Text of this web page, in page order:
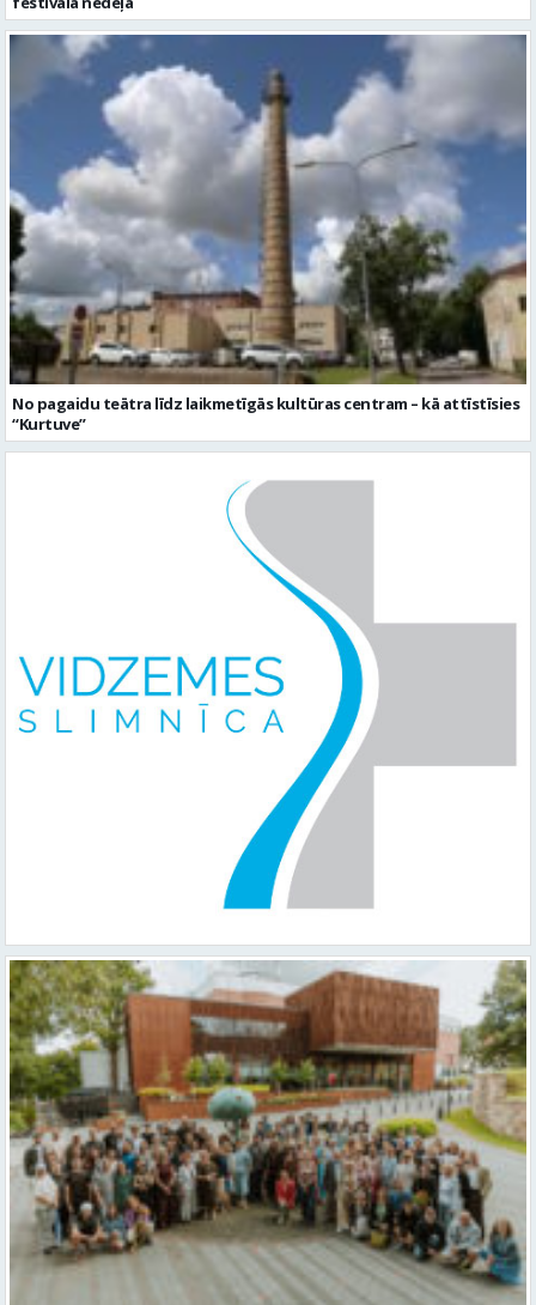
No pagaidu teātra līdz laikmetīgās kultūras centram – kā attīstīsies
“Kurtuve”
Valmieras teātris uzsāk 104. sezonu – par varu, brīvību